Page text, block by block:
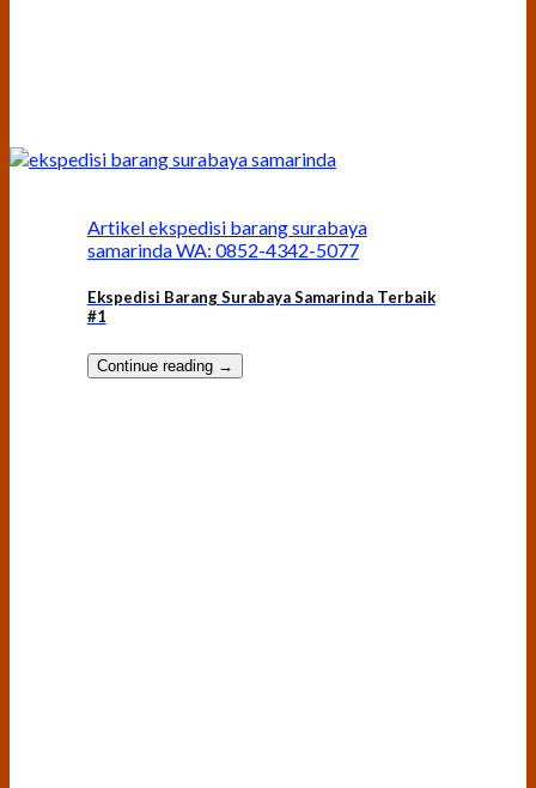
Artikel ekspedisi barang surabaya
samarinda WA: 0852-4342-5077
Ekspedisi Barang Surabaya Samarinda Terbaik
#1
Continue reading →